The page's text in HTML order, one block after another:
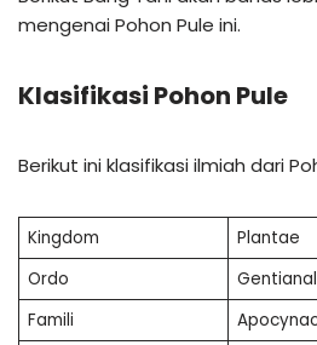
mengenai Pohon Pule ini.
Klasifikasi Pohon Pule
Berikut ini klasifikasi ilmiah dari
Kingdom
Plantae
Ordo
Famili